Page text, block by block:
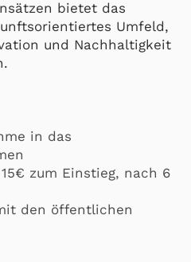
bietet das
Umfeld,
und Nachhaltigkeit
in das
zum Einstieg, nach 6
den öffentlichen